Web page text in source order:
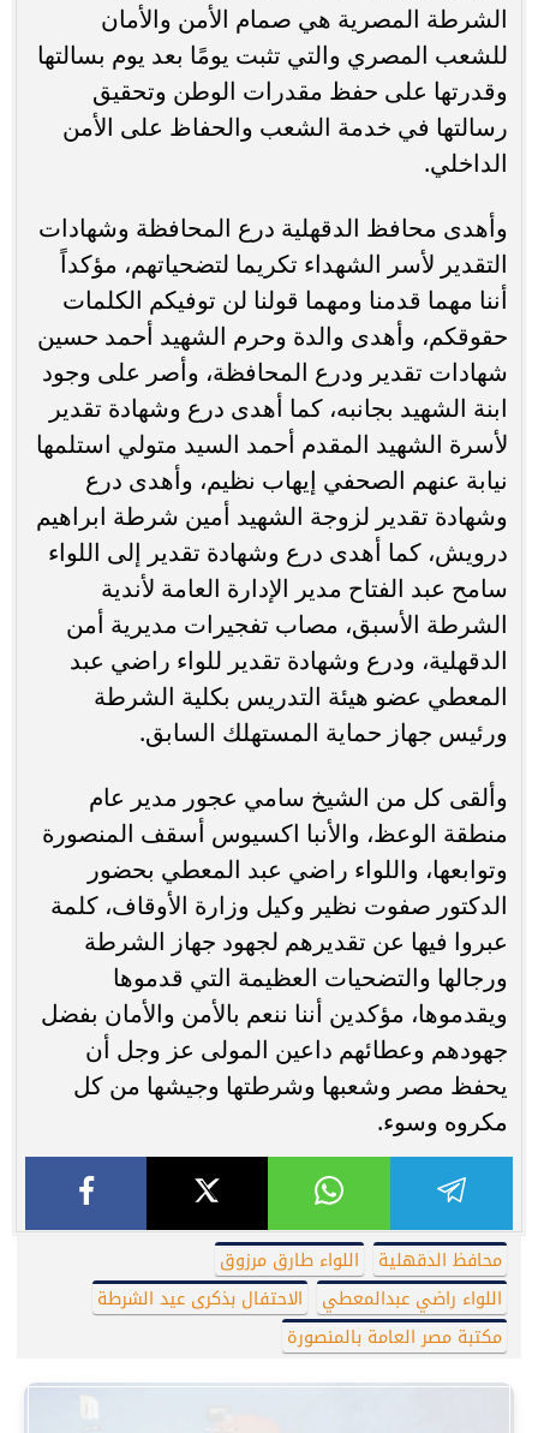
الشرطة المصرية هي صمام الأمن والأمان
للشعب المصري والتي تثبت يومًا بعد يوم بسالتها
وقدرتها على حفظ مقدرات الوطن وتحقيق
رسالتها في خدمة الشعب والحفاظ على الأمن
الداخلي.
وأهدى محافظ الدقهلية درع المحافظة وشهادات
التقدير لأسر الشهداء تكريما لتضحياتهم، مؤكداً
أننا مهما قدمنا ومهما قولنا لن توفيكم الكلمات
حقوقكم، وأهدى والدة وحرم الشهيد أحمد حسين
شهادات تقدير ودرع المحافظة، وأصر على وجود
ابنة الشهيد بجانبه، كما أهدى درع وشهادة تقدير
لأسرة الشهيد المقدم أحمد السيد متولي استلمها
نيابة عنهم الصحفي إيهاب نظيم، وأهدى درع
وشهادة تقدير لزوجة الشهيد أمين شرطة ابراهيم
درويش، كما أهدى درع وشهادة تقدير إلى اللواء
سامح عبد الفتاح مدير الإدارة العامة لأندية
الشرطة الأسبق، مصاب تفجيرات مديرية أمن
الدقهلية، ودرع وشهادة تقدير للواء راضي عبد
المعطي عضو هيئة التدريس بكلية الشرطة
ورئيس جهاز حماية المستهلك السابق.
وألقى كل من الشيخ سامي عجور مدير عام
منطقة الوعظ، والأنبا اكسيوس أسقف المنصورة
وتوابعها، واللواء راضي عبد المعطي بحضور
الدكتور صفوت نظير وكيل وزارة الأوقاف، كلمة
عبروا فيها عن تقديرهم لجهود جهاز الشرطة
ورجالها والتضحيات العظيمة التي قدموها
ويقدموها، مؤكدين أننا ننعم بالأمن والأمان بفضل
جهودهم وعطائهم داعين المولى عز وجل أن
يحفظ مصر وشعبها وشرطتها وجيشها من كل
مكروه وسوء.
محافظ الدقهلية
اللواء طارق مرزوق
اللواء راضي عبدالمعطي
الاحتفال بذكرى عيد الشرطة
مكتبة مصر العامة بالمنصورة